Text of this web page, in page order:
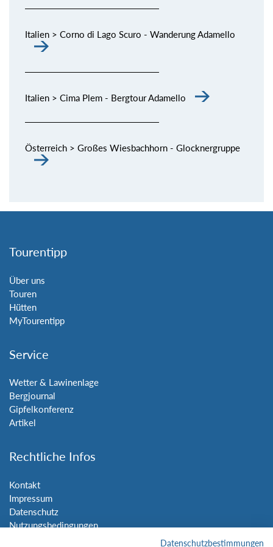
Italien > Corno di Lago Scuro - Wanderung Adamello
Italien > Cima Plem - Bergtour Adamello
Österreich > Großes Wiesbachhorn - Glocknergruppe
Tourentipp
Über uns
Touren
Hütten
MyTourentipp
Service
Wetter & Lawinenlage
Bergjournal
Gipfelkonferenz
Artikel
Rechtliche Infos
Kontakt
Impressum
Datenschutz
Nutzungsbedingungen
Datenschutzbestimmungen